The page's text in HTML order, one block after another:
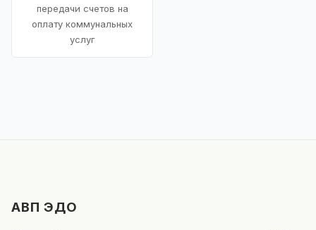
передачи счетов на
оплату коммунальных
услуг
АВП ЭДО